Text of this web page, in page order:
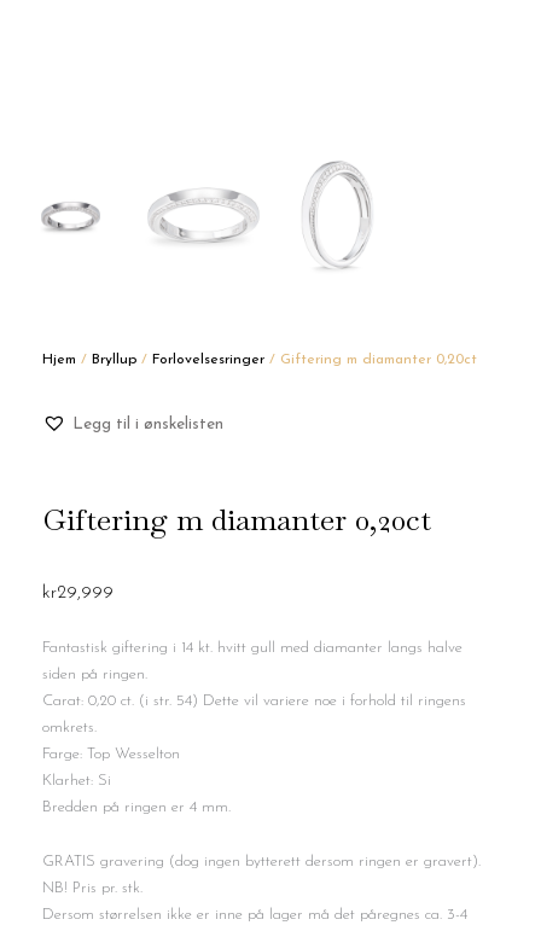
Hjem / Bryllup / Forlovelsesringer / Giftering m diamanter 0,20ct
Legg til i ønskelisten
Giftering m diamanter 0,20ct
kr29,999
Fantastisk giftering i 14 kt. hvitt gull med diamanter langs halve
siden på ringen.
Carat: 0,20 ct. (i str. 54) Dette vil variere noe i forhold til ringens
omkrets.
Farge: Top Wesselton
Klarhet: Si
Bredden på ringen er 4 mm.
GRATIS gravering (dog ingen bytterett dersom ringen er gravert).
NB! Pris pr. stk.
Dersom størrelsen ikke er inne på lager må det påregnes ca. 3-4